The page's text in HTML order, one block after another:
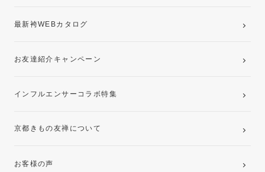
最新袴WEBカタログ
お友達紹介キャンペーン
インフルエンサーコラボ特集
京都きもの友禅について
お客様の声